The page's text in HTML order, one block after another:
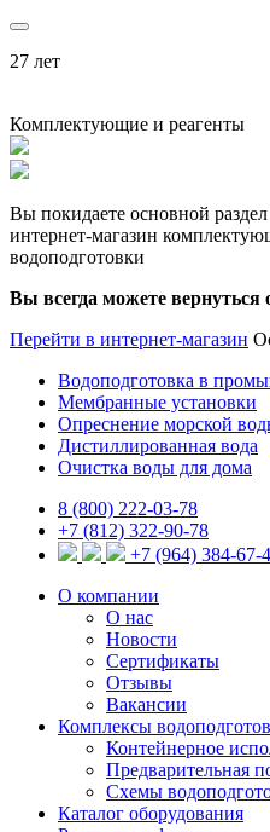
27 лет
Комплектующие и реагенты
Вы покидаете основной раздел
интернет-магазин
водоподготовки
Вы всегда можете вернуться
Перейти в интернет-магазин
Водоподготовка в
Мембранные установки
Опреснение морской
Дистиллированная вода
Очистка воды для дома
8 (800) 222-03-78
+7 (812) 322-90-78
+7 (964) 384-67-
О компании
О нас
Новости
Сертификаты
Отзывы
Вакансии
Комплексы
Контейнерное
Предварительная
Схемы
Каталог оборудования